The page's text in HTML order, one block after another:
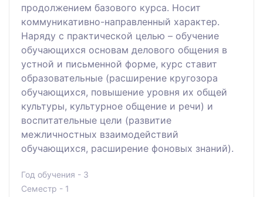
продолжением базового курса. Носит
коммуникативно-направленный характер.
Наряду с практической целью – обучение
обучающихся основам делового общения в
устной и письменной форме, курс ставит
образовательные (расширение кругозора
обучающихся, повышение уровня их общей
культуры, культурное общение и речи) и
воспитательные цели (развитие
межличностных взаимодействий
обучающихся, расширение фоновых знаний).
Год обучения - 3
Семестр - 1